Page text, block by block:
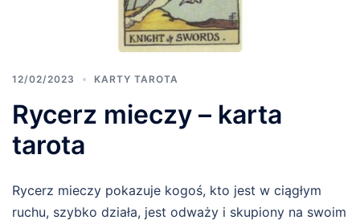
12/02/2023 KARTY TAROTA
Rycerz mieczy – karta
tarota
Rycerz mieczy pokazuje kogoś, kto jest w ciągłym
ruchu, szybko działa, jest odważy i skupiony na swoim